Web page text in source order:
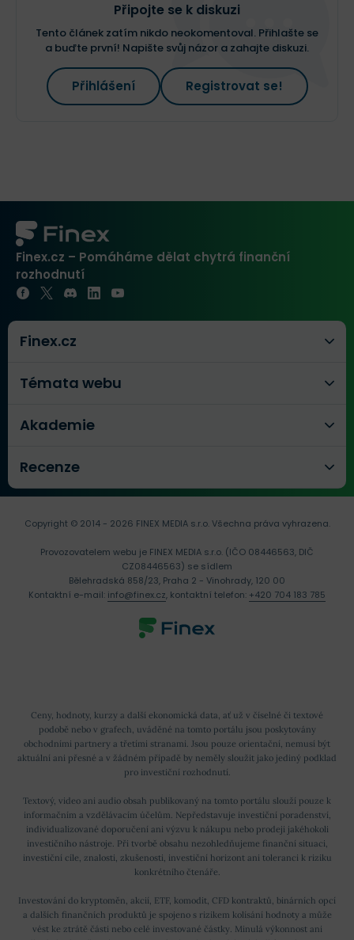
Připojte se k diskuzi
Tento článek zatím nikdo neokomentoval. Přihlašte se
a buďte první! Napište svůj názor a zahajte diskuzi.
Přihlášení Registrovat se!
Finex.cz – Pomáháme dělat chytrá finanční
rozhodnutí
Finex.cz
Témata webu
Akademie
Recenze
Ceny, hodnoty, kurzy a další ekonomická data, ať už v číselné či textové
podobě nebo v grafech, uváděné na tomto portálu jsou poskytovány
obchodními partnery a třetími stranami. Jsou pouze orientační, nemusí být
aktuální ani přesné a v žádném případě by neměly sloužit jako jediný podklad
pro investiční rozhodnutí.
Textový, video ani audio obsah publikovaný na tomto portálu slouží pouze k
informačním a vzdělávacím účelům. Nepředstavuje investiční poradenství,
individualizované doporučení ani výzvu k nákupu nebo prodeji jakéhokoli
investičního nástroje. Při tvorbě obsahu nezohledňujeme finanční situaci,
investiční cíle, znalosti, zkušenosti, investiční horizont ani toleranci k riziku
konkrétního čtenáře.
Investování do kryptoměn, akcií, ETF, komodit, CFD kontraktů, binárních opcí
a dalších finančních produktů je spojeno s rizikem kolísání hodnoty a může
vést ke ztrátě části nebo celé investované částky. Minulá výkonnost ani
Copyright © 2014 - 2026 FINEX MEDIA s.r.o.Všechna práva vyhrazena.
Provozovatelem webu je FINEX MEDIA s.r.o. (IČO 08446563, DIČ
CZ08446563) se sídlem
Bělehradská 858/23, Praha 2 - Vinohrady, 120 00
Kontaktní e-mail: info@finex.cz, kontaktní telefon: +420 704 183 785